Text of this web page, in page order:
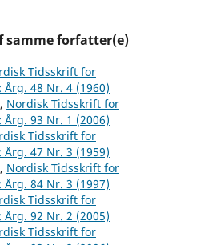
forfatter(e)
Tidsskrift for
48 Nr. 4 (1960)
, Nordisk Tidsskrift for
93 Nr. 1 (2006)
Tidsskrift for
47 Nr. 3 (1959)
, Nordisk Tidsskrift for
84 Nr. 3 (1997)
Tidsskrift for
92 Nr. 2 (2005)
Tidsskrift for